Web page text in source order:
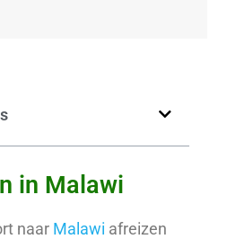
in Malawi
naar Malawi afreizen